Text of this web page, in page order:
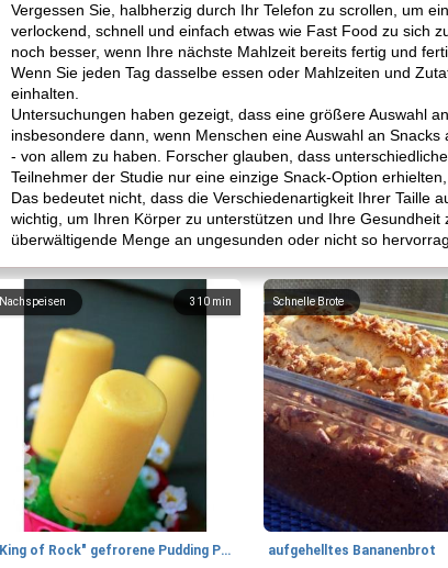
Vergessen Sie, halbherzig durch Ihr Telefon zu scrollen, um
verlockend, schnell und einfach etwas wie Fast Food zu sich
noch besser, wenn Ihre nächste Mahlzeit bereits fertig und
Wenn Sie jeden Tag dasselbe essen oder Mahlzeiten und
einhalten.
Untersuchungen haben gezeigt, dass eine größere Auswahl
insbesondere dann, wenn Menschen eine Auswahl an
- von allem zu haben. Forscher glauben, dass
Teilnehmer der Studie nur eine einzige Snack-Option
Das bedeutet nicht, dass die Verschiedenartigkeit Ihrer Taille
wichtig, um Ihren Körper zu unterstützen und Ihre
überwältigende Menge an ungesunden oder nicht so
310 min
Nachspeisen
"King of Rock" gefrorene Pudding Pops
Schnelle Brote
aufgehelltes Bananenbrot